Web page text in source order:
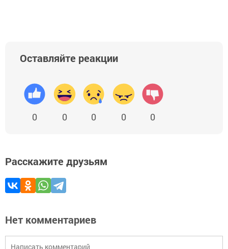
Оставляйте реакции
0 0 0 0 0
Расскажите друзьям
Нет комментариев